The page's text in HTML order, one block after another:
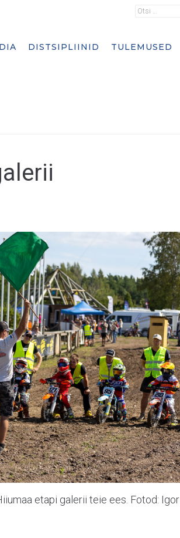
DISTSIPLIINID TULEMUSED
etapi galerii teie ees. Fotod: Igor